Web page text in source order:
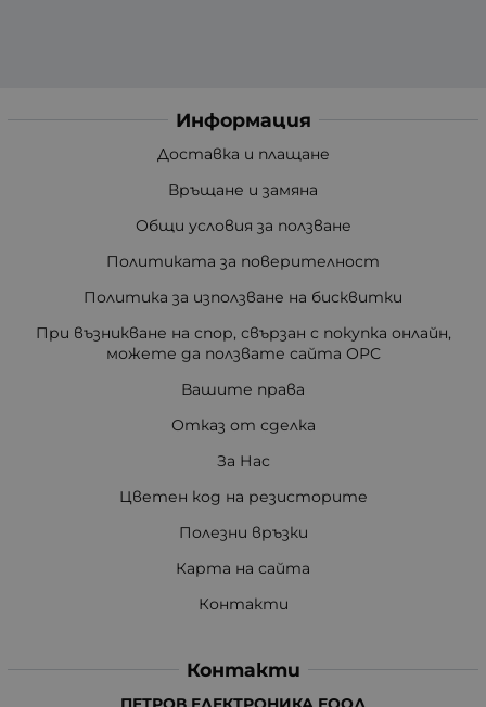
Информация
Доставка и плащане
Връщане и замяна
Общи условия за ползване
Политиката за поверителност
Политика за използване на бисквитки
При възникване на спор, свързан с покупка онлайн,
можете да ползвате сайта ОРС
Вашите права
Отказ от сделка
За Нас
Цветен код на резисторите
Полезни връзки
Карта на сайта
Контакти
Контакти